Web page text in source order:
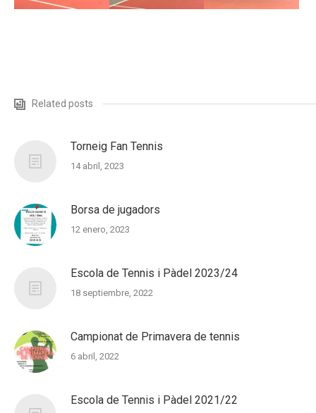
Related posts
Torneig Fan Tennis
14 abril, 2023
Borsa de jugadors
12 enero, 2023
Escola de Tennis i Pàdel 2023/24
18 septiembre, 2022
Campionat de Primavera de tennis
6 abril, 2022
Escola de Tennis i Pàdel 2021/22